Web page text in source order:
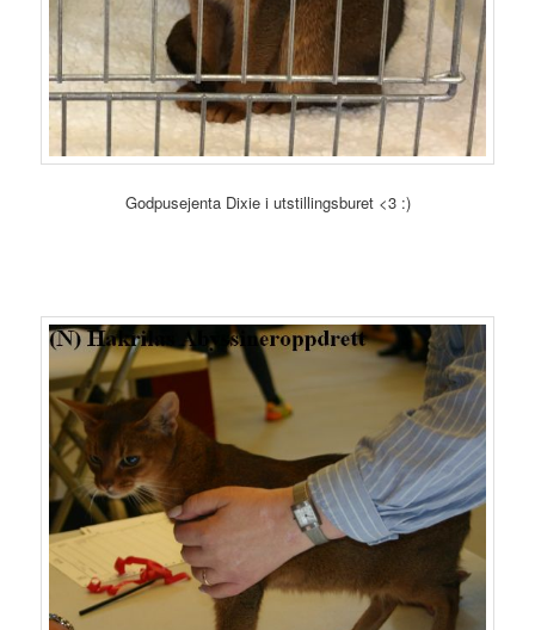
Godpusejenta Dixie i utstillingsburet <3 :)